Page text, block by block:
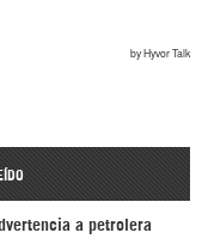
a petrolera